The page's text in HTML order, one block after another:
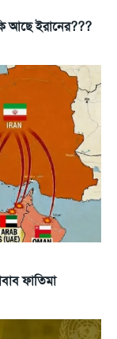
আছে ইরানের???
ফাতিমা